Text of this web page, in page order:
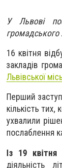
У Львові
громадського
16 квітня
закладів
Львівської
Перший
кількість
ухвалили
послаблення
Із 19
діяльність